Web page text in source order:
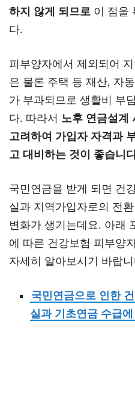
하지 않게 되므로 이 점을
다.
피부양자에서 제외되어
은 물론 주택 등 재산, 자
가 부과되므로 생활비 부
다. 따라서 노후 연금설계
고려하여 가입자 자격과
고 대비하는 것이 좋습니
국민연금을 받게 되면 건
실과 지역가입자로의 전
변화가 생기는데요. 아래
에 따른 건강보험 피부양
자세히 알아보시기 바랍
국민연금으로 인한
실과 기초연금 수급